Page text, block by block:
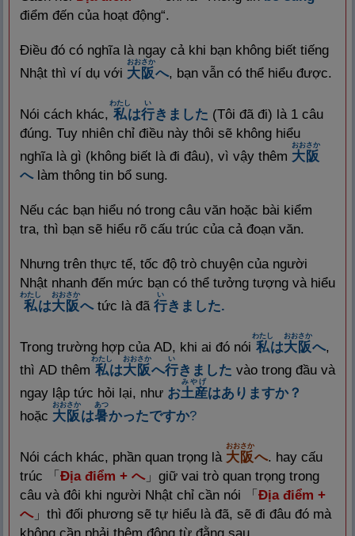
điểm đến của hoạt động“.
Điều đó có nghĩa là ngay cả khi bạn không biết tiếng
Nhật thì ví dụ với 大 阪
おおさか
へ, bạn vẫn có thể hiểu được.
Nói cách khác, 私
わたし
は行
HÀNH, HẠNH, HÀNG,
HẠNG
い
きました (Tôi đã đi) là 1 câu
đúng. Tuy nhiên chỉ điều này thôi sẽ không hiểu
nghĩa là gì (không biết là đi đâu), vì vậy thêm 大 阪
おおさか
へlàm thông tin bổ sung.
Nếu các bạn hiểu nó trong câu văn hoặc bài kiểm
tra, thì bạn sẽ hiểu rõ cấu trúc của cả đoạn văn.
Nhưng trên thực tế, tốc độ trò chuyện của người
Nhật nhanh đến mức bạn có thể tưởng tượng và hiểu
私
わたし
は大 阪
おおさか
へtức là đã 行
HÀNH, HẠNH, HÀNG,
い
きました.
Trong trường hợp của AD, khi ai đó nói 私
わたし
は大 阪
おおさか
へ,
thì AD thêm 私
わたし
は大 阪
おおさか
へ行
HÀNH, HẠNH, HÀNG,
HẠNG
い
きました vào trong đầu và
ngay lập tức hỏi lại, như お土産
みやげ
はありますか？
hoặc 大 阪
おおさか
は暑
あつ
かったですか?
Nói cách khác, phần quan trọng là 大 阪
おおさか
へ. hay cấu
trúc 「 Địa điểm + へ」giữ vai trò quan trọng trong
câu và đôi khi người Nhật chỉ cần nói 「 Địa điểm +
へ」thì đối phương sẽ tự hiểu là đã, sẽ đi đâu đó mà